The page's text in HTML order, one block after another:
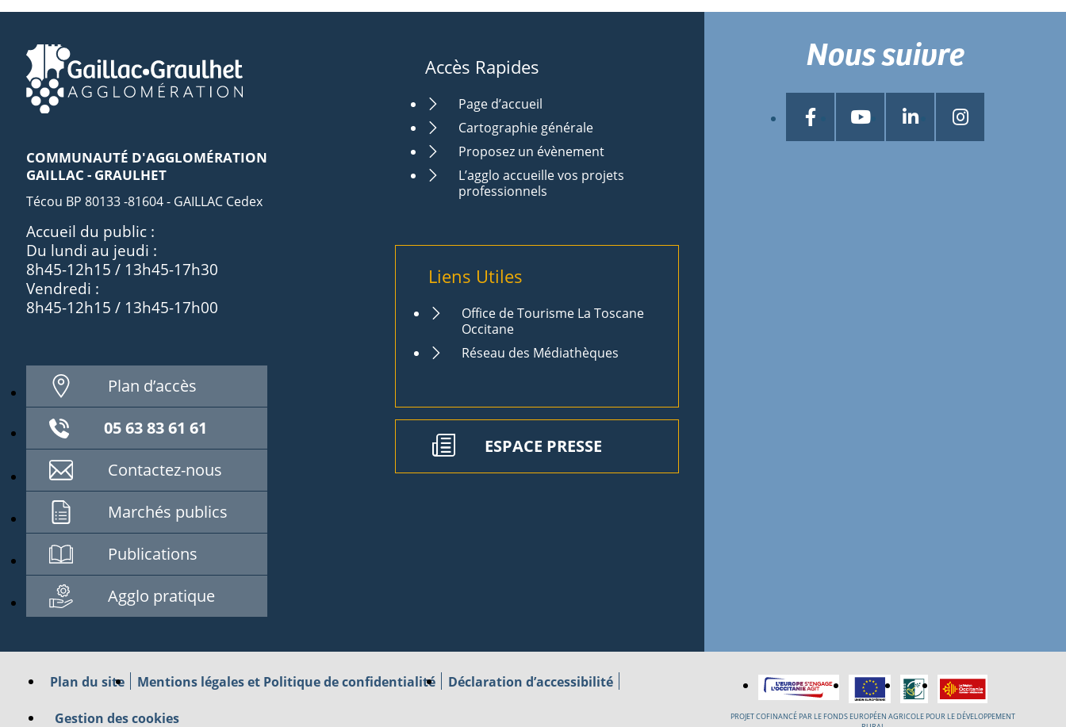
COMMUNAUTÉ D'AGGLOMÉRATION
GAILLAC - GRAULHET
Técou BP 80133 -81604 - GAILLAC Cedex
Accueil du public :
Du lundi au jeudi :
8h45-12h15 / 13h45-17h30
Vendredi :
8h45-12h15 / 13h45-17h00
Plan d’accès
05 63 83 61 61
Contactez-nous
Marchés publics
Publications
Agglo pratique
Accès Rapides
Page d’accueil
Cartographie générale
Proposez un évènement
L’agglo accueille vos projets
professionnels
Liens Utiles
Office de Tourisme La Toscane
Occitane
Réseau des Médiathèques
ESPACE PRESSE
Nous suivre
Plan du site Mentions légales et Politique de confidentialité Déclaration d’accessibilité
Gestion des cookies
PROJET COFINANCÉ PAR LE FONDS EUROPÉEN AGRICOLE POUR LE DÉVELOPPEMENT